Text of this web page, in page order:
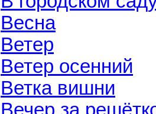
Весна
Ветер
Ветер осенний
Ветка вишни